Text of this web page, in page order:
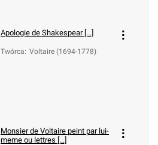
Apologie de Shakespear [...]
Twórca: Voltaire (1694-1778)
Monsier de Voltaire peint par lui-
meme ou lettres [...]